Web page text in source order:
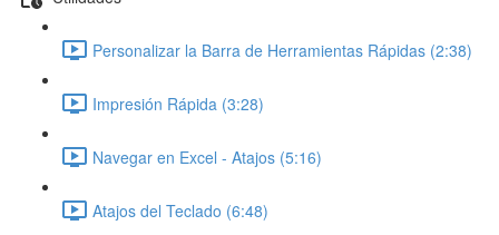
Personalizar la Barra de Herramientas Rápidas (2:38)
Impresión Rápida (3:28)
Navegar en Excel - Atajos (5:16)
Atajos del Teclado (6:48)